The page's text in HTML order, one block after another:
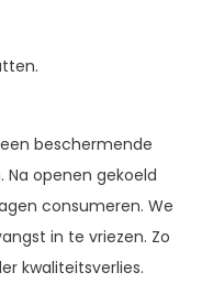
beschermende
Na openen gekoeld
consumeren. We
in te vriezen. Zo
kwaliteitsverlies.